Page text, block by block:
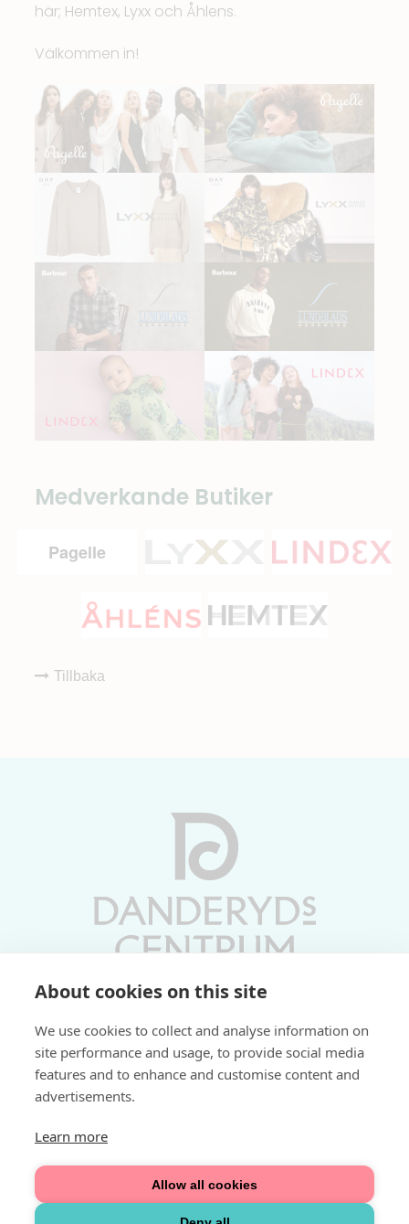
About cookies on this site
We use cookies to collect and analyse information on
site performance and usage, to provide social media
features and to enhance and customise content and
advertisements.
Learn more
Allow all cookies
här; Hemtex, Lyxx och Åhlens.
Välkommen in!
Medverkande Butiker
Pagelle
Tillbaka
Söndagar 11-17 | Livs 07-22
Fri parkering i P-hus:
Välkommen
Integritetspolicy